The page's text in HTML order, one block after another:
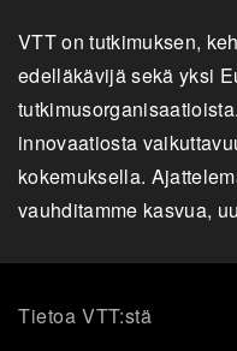
VTT on tutkimuksen,
edelläkävijä sekä yksi
innovaatiosta
kokemuksella.
vauhditamme kasvua,
Tietoa VTT:stä